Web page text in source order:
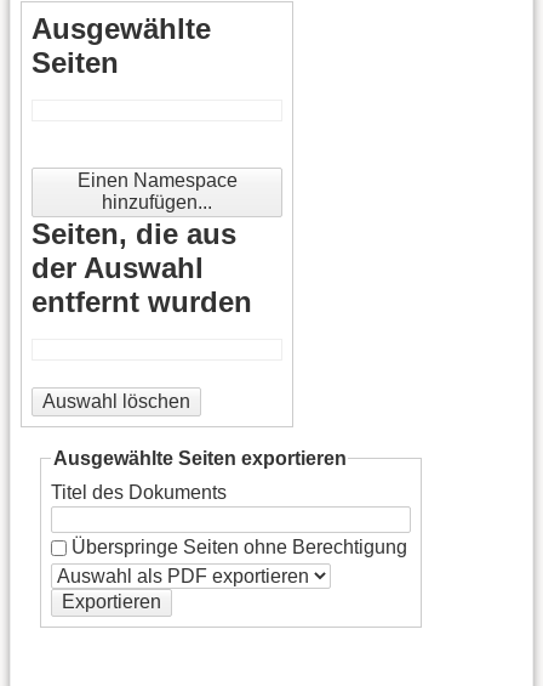
Ausgewählte
Seiten
Einen Namespace
hinzufügen...
Seiten, die aus
der Auswahl
entfernt wurden
Auswahl löschen
Ausgewählte Seiten exportieren
Titel des Dokuments
Überspringe Seiten ohne Berechtigung
Exportieren